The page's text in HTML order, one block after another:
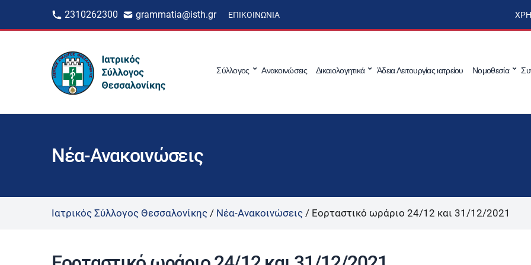
2310262300 grammatia@isth.gr ΕΠΙΚΟΙΝΩΝΊΑ
Σύλλογος Ανακοινώσεις Δικαιολογητικά Άδεια Λειτουργίας ιατρείου Νομοθεσία
Νέα-Ανακοινώσεις
Ιατρικός Σύλλογος Θεσσαλονίκης / Νέα-Ανακοινώσεις / Εορταστικό ωράριο 24/12 και 31/12/2021